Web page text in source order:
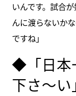
いんです。試合
んに渡らないか
ですね」
◆「日本
下さ～い